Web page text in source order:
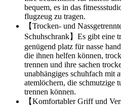
bequem, es in das
flugzeug zu tragen.
【Trocken- und
Schuhschrank】Es gibt eine
genügend platz für nasse
die ihnen helfen können,
trennen und ihre sachen
unabhängiges schuhfach mit
atemlöchern, die schmutzige
trennen können.
【Komfortabler Griff und